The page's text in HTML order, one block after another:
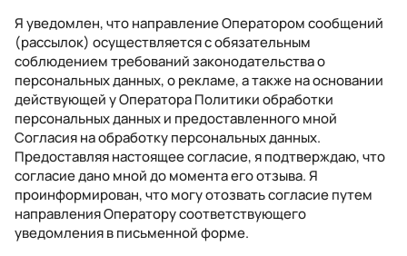
Я уведомлен, что направление Оператором сообщений
(рассылок) осуществляется с обязательным
соблюдением требований законодательства о
персональных данных, о рекламе, а также на основании
действующей у Оператора Политики обработки
персональных данных и предоставленного мной
Согласия на обработку персональных данных.
Предоставляя настоящее согласие, я подтверждаю, что
согласие дано мной до момента его отзыва. Я
проинформирован, что могу отозвать согласие путем
направления Оператору соответствующего
уведомления в письменной форме.